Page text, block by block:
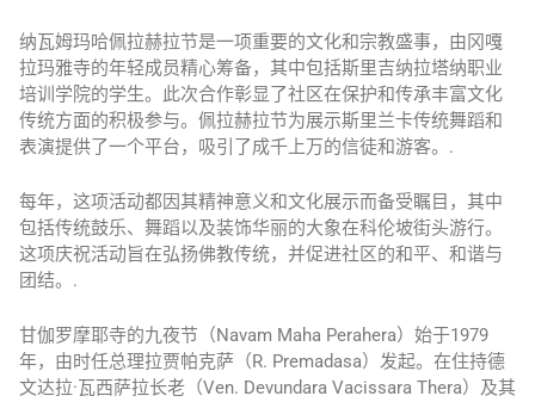
纳瓦姆玛哈佩拉赫拉节是一项重要的文化和宗教盛事，由冈嘎
拉玛雅寺的年轻成员精心筹备，其中包括斯里吉纳拉塔纳职业
培训学院的学生。此次合作彰显了社区在保护和传承丰富文化
传统方面的积极参与。佩拉赫拉节为展示斯里兰卡传统舞蹈和
表演提供了一个平台，吸引了成千上万的信徒和游客。.
每年，这项活动都因其精神意义和文化展示而备受瞩目，其中
包括传统鼓乐、舞蹈以及装饰华丽的大象在科伦坡街头游行。
这项庆祝活动旨在弘扬佛教传统，并促进社区的和平、和谐与
团结。.
甘伽罗摩耶寺的九夜节（Navam Maha Perahera）始于1979
年，由时任总理拉贾帕克萨（R. Premadasa）发起。在住持德
文达拉·瓦西萨拉长老（Ven. Devundara Vacissara Thera）及其